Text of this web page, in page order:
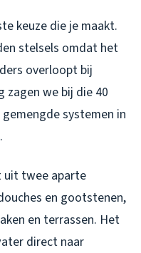
keuze die je maakt.
stelsels omdat het
overloopt bij
zagen we bij die 40
systemen in
uit twee aparte
en gootstenen,
en terrassen. Het
direct naar